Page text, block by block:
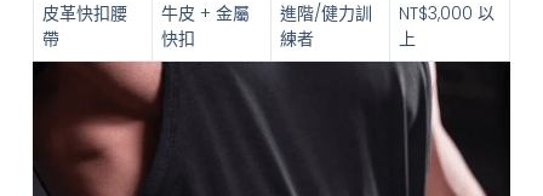
皮革快扣腰
帶
牛皮 + 金屬
快扣
進階/健力訓
練者
NT$3,000 以
上